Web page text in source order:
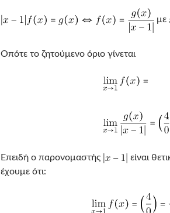
με
Οπότε το ζητούμενο όριο γίνεται
Επειδή ο παρονομαστής
είναι
έχουμε ότι: